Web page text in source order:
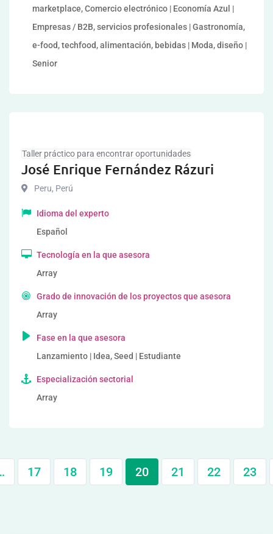
marketplace, Comercio electrónico | Economía Azul |
Empresas / B2B, servicios profesionales | Gastronomía,
e-food, techfood, alimentación, bebidas | Moda, diseño |
Senior
Taller práctico para encontrar oportunidades
José Enrique Fernández Rázuri
Peru, Perú
Idioma del experto
Español
Tecnología en la que asesora
Array
Grado de innovación de los proyectos que asesora
Array
Fase en la que asesora
Lanzamiento | Idea, Seed | Estudiante
Especialización sectorial
Array
17 18 19 20 21 22 23